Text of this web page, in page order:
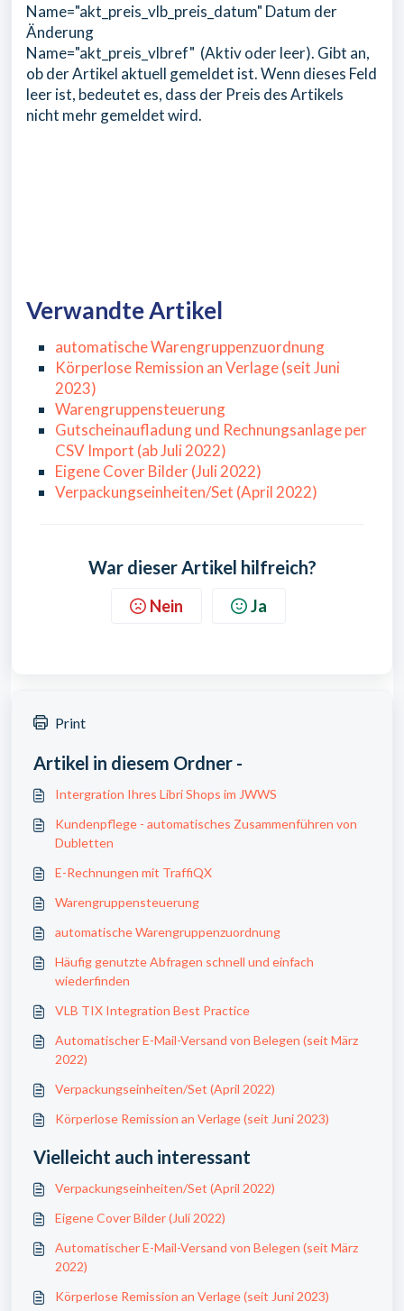
Name="akt_preis_vlb_preis_datum" Datum der
Änderung
Name="akt_preis_vlbref" (Aktiv oder leer). Gibt an,
ob der Artikel aktuell gemeldet ist. Wenn dieses Feld
leer ist, bedeutet es, dass der Preis des Artikels
nicht mehr gemeldet wird.
Verwandte Artikel
automatische Warengruppenzuordnung
Körperlose Remission an Verlage (seit Juni
2023)
Warengruppensteuerung
Gutscheinaufladung und Rechnungsanlage per
CSV Import (ab Juli 2022)
Eigene Cover Bilder (Juli 2022)
Verpackungseinheiten/Set (April 2022)
War dieser Artikel hilfreich?
Nein Ja
Print
Artikel in diesem Ordner -
Intergration Ihres Libri Shops im JWWS
Kundenpflege - automatisches Zusammenführen von
Dubletten
E-Rechnungen mit TraffiQX
Warengruppensteuerung
automatische Warengruppenzuordnung
Häufig genutzte Abfragen schnell und einfach
wiederfinden
VLB TIX Integration Best Practice
Automatischer E-Mail-Versand von Belegen (seit März
2022)
Verpackungseinheiten/Set (April 2022)
Körperlose Remission an Verlage (seit Juni 2023)
Vielleicht auch interessant
Verpackungseinheiten/Set (April 2022)
Eigene Cover Bilder (Juli 2022)
Automatischer E-Mail-Versand von Belegen (seit März
2022)
Körperlose Remission an Verlage (seit Juni 2023)